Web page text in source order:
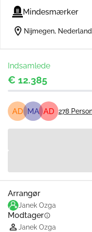
Mindesmærker
location_on Nijmegen, Nederland
Indsamlede
€ 12.385
AD MA AD 278
Arrangør
Janek Ozga
Modtagerinfo
Janek Ozga